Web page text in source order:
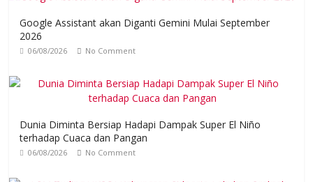
Google Assistant akan Diganti Gemini Mulai September
2026
06/08/2026 No Comment
Dunia Diminta Bersiap Hadapi Dampak Super El Niño
terhadap Cuaca dan Pangan
06/08/2026 No Comment